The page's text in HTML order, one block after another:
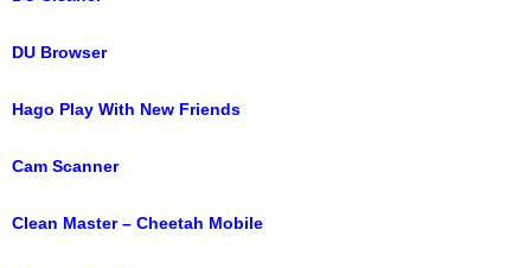
DU Browser
Hago Play With New Friends
Cam Scanner
Clean Master – Cheetah Mobile